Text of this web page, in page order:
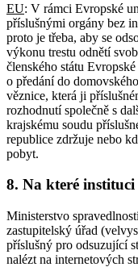
EU: V rámci Evropské
příslušnými orgány bez
proto je třeba, aby se
výkonu trestu odnětí
členského státu
o předání do
věznice, která ji
rozhodnutí společně s
krajskému soudu
republice zdržuje nebo
pobyt.
8. Na které
Ministerstvo
zastupitelský úřad
příslušný pro odsuzující
nalézt na internetových